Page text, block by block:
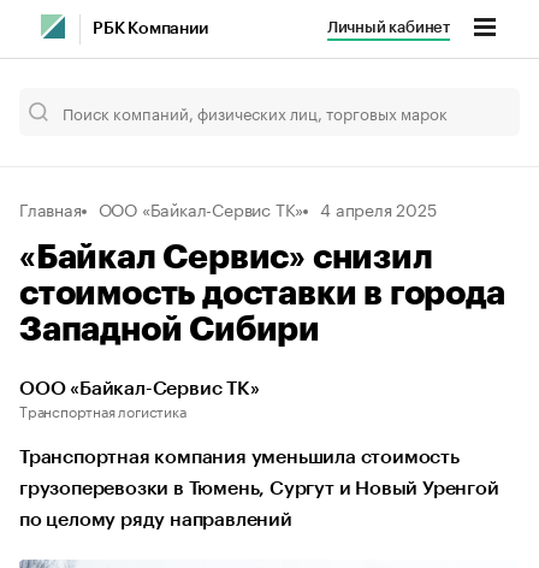
РБК Компании Личный кабинет
Главная ООО «Байкал-Сервис ТК» 4 апреля 2025
«Байкал Сервис» снизил
стоимость доставки в города
Западной Сибири
ООО «Байкал-Сервис ТК»
Транспортная логистика
Транспортная компания уменьшила стоимость
грузоперевозки в Тюмень, Сургут и Новый Уренгой
по целому ряду направлений